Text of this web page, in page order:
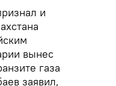
и
вынес
газа
заявил,